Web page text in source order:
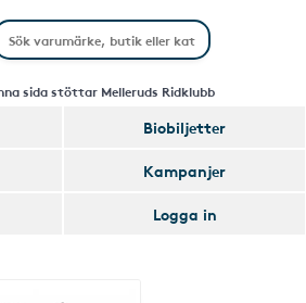
sida stöttar Melleruds Ridklubb
Biobiljetter
Kampanjer
Logga in